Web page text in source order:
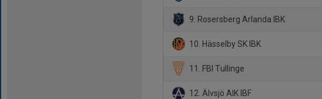
9. Rosersberg Arlanda IBK
10. Hässelby SK IBK
11. FBI Tullinge
12. Älvsjö AIK IBF